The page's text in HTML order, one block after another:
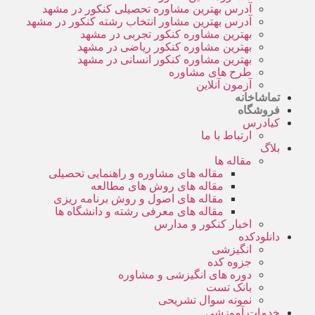
آدرس بهترین مشاوره تحصیلی کنکور در مشهد
آدرس بهترین مشاور انتخاب رشته کنکور در مشهد
بهترین مشاوره کنکور تجربی در مشهد
بهترین مشاوره کنکور ریاضی در مشهد
بهترین مشاوره کنکور انسانی در مشهد
طرح های مشاوره
آزمون آنلاین
تماشاخانه
فروشگاه
کیادرس
ارتباط با ما
بلاگ
مقاله ها
مقاله های مشاوره و راهنمایی تحصیلی
مقاله های روش های مطالعه
مقاله های اصول و روش برنامه ریزی
مقاله های معرفی رشته و دانشگاه ها
اخبار کنکور و مدارس
دانلودکده
انگیزشی
جزوه کده
دوره های انگیزشی و مشاوره
بانک تست
نمونه سوال تشریحی